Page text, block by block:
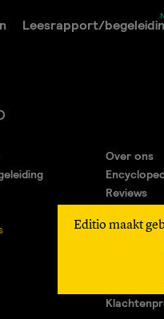
Leesrapport/
Editio maakt
Over ons
Reviews
Algemene
Privacy
Vragen &